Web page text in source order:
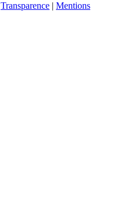
Transparence | Mentions